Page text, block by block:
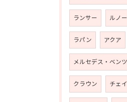
ランサー ルノー
ラパン アクア
メルセデス・ベンツ
クラウン チェ